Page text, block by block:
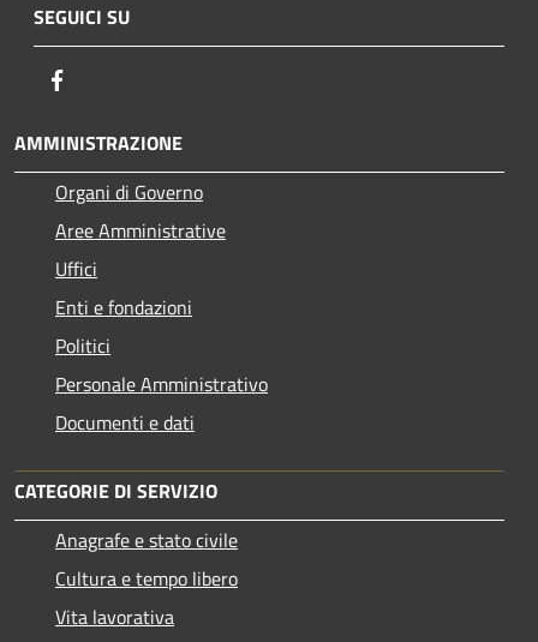
SEGUICI SU
AMMINISTRAZIONE
Organi di Governo
Aree Amministrative
Uffici
Enti e fondazioni
Politici
Personale Amministrativo
Documenti e dati
CATEGORIE DI SERVIZIO
Anagrafe e stato civile
Cultura e tempo libero
Vita lavorativa